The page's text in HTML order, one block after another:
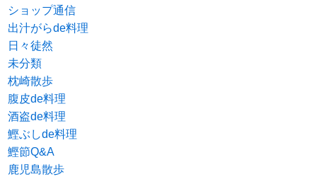
ショップ通信
出汁がらde料理
日々徒然
未分類
枕崎散歩
腹皮de料理
酒盗de料理
鰹ぶしde料理
鰹節Q&A
鹿児島散歩